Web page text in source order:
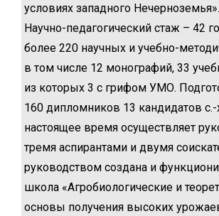
условиях западного Нечерноземья».
Научно-педагогический стаж – 42
более 220 научных и учебно-
в том числе 12 монографий, 33
из которых 3 с грифом УМО.
160 дипломников 13 кандидатов с.-
настоящее время осуществляет
тремя аспирантами и двумя
руководством создана и
школа «Агробиологические и
основы получения высоких